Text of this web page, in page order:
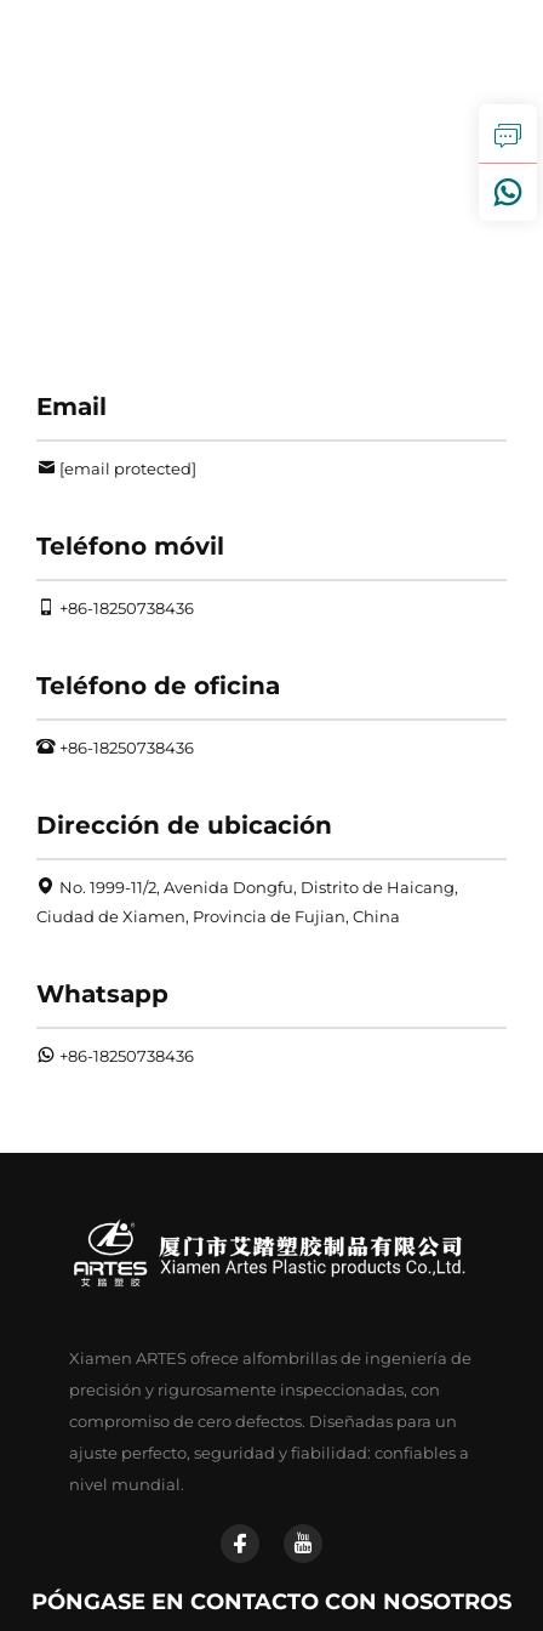
Email
[email protected]
Teléfono móvil
+86-18250738436
Teléfono de oficina
+86-18250738436
Dirección de ubicación
No. 1999-11/2, Avenida Dongfu, Distrito de Haicang,
Ciudad de Xiamen, Provincia de Fujian, China
Whatsapp
+86-18250738436
Xiamen ARTES ofrece alfombrillas de ingeniería de
precisión y rigurosamente inspeccionadas, con
compromiso de cero defectos. Diseñadas para un
ajuste perfecto, seguridad y fiabilidad: confiables a
nivel mundial.
PÓNGASE EN CONTACTO CON NOSOTROS